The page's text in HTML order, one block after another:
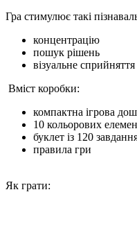
Гра стимулює такі
концентрацію
пошук рішень
візуальне сприйняття
Вміст коробки:
компактна ігрова
10 кольорових
буклет із 120
правила гри
Як грати: